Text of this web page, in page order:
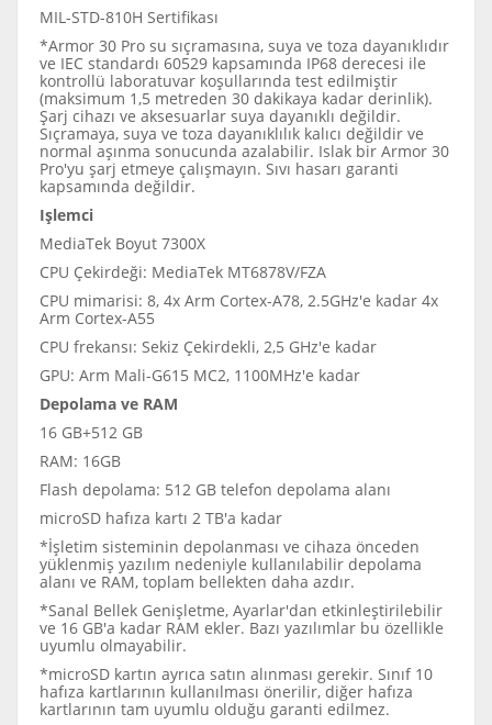
MIL-STD-810H Sertifikası
*Armor 30 Pro su sıçramasına, suya ve toza dayanıklıdır
ve IEC standardı 60529 kapsamında IP68 derecesi ile
kontrollü laboratuvar koşullarında test edilmiştir
(maksimum 1,5 metreden 30 dakikaya kadar derinlik).
Şarj cihazı ve aksesuarlar suya dayanıklı değildir.
Sıçramaya, suya ve toza dayanıklılık kalıcı değildir ve
normal aşınma sonucunda azalabilir. Islak bir Armor 30
Pro'yu şarj etmeye çalışmayın. Sıvı hasarı garanti
kapsamında değildir.
Işlemci
MediaTek Boyut 7300X
CPU Çekirdeği: MediaTek MT6878V/FZA
CPU mimarisi: 8, 4x Arm Cortex-A78, 2.5GHz'e kadar 4x
Arm Cortex-A55
CPU frekansı: Sekiz Çekirdekli, 2,5 GHz'e kadar
GPU: Arm Mali-G615 MC2, 1100MHz'e kadar
Depolama ve RAM
16 GB+512 GB
RAM: 16GB
Flash depolama: 512 GB telefon depolama alanı
microSD hafıza kartı 2 TB'a kadar
*İşletim sisteminin depolanması ve cihaza önceden
yüklenmiş yazılım nedeniyle kullanılabilir depolama
alanı ve RAM, toplam bellekten daha azdır.
*Sanal Bellek Genişletme, Ayarlar'dan etkinleştirilebilir
ve 16 GB'a kadar RAM ekler. Bazı yazılımlar bu özellikle
uyumlu olmayabilir.
*microSD kartın ayrıca satın alınması gerekir. Sınıf 10
hafıza kartlarının kullanılması önerilir, diğer hafıza
kartlarının tam uyumlu olduğu garanti edilmez.